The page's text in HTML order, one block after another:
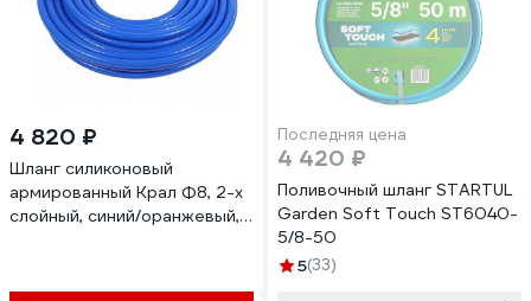
4 820 ₽
Шланг силиконовый
армированный Крал Ф8, 2-х
слойный, синий/оранжевый,
Последняя цена
4 420 ₽
Поливочный шланг STARTUL
Garden Soft Touch ST6040-
5/8-50
5(33)